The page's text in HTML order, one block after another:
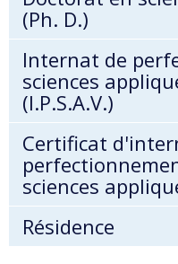
(Ph. D.)
Internat de
sciences
(I.P.S.A.V.)
Certificat
sciences
Résidence